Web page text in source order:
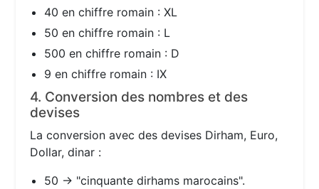
40 en chiffre romain : XL
50 en chiffre romain : L
500 en chiffre romain : D
9 en chiffre romain : IX
4. Conversion des nombres et des
devises
La conversion avec des devises Dirham, Euro,
Dollar, dinar :
50 → "cinquante dirhams marocains".